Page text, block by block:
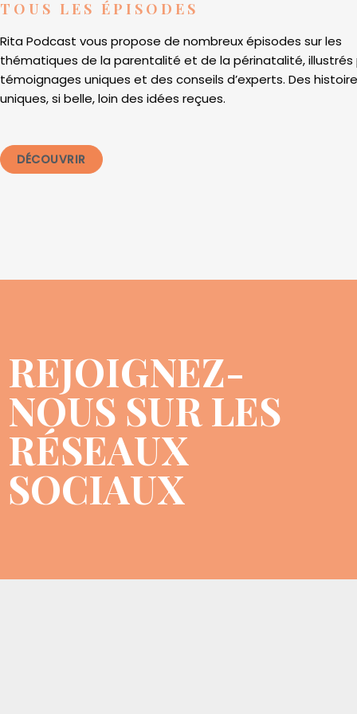
TOUS LES ÉPISODES
Rita Podcast vous propose de nombreux épisodes sur les
thématiques de la parentalité et de la périnatalité, illustrés
témoignages uniques et des conseils d’experts. Des
uniques, si belle, loin des idées reçues.
DÉCOUVRIR
REJOIGNEZ-
NOUS SUR LES
RÉSEAUX
SOCIAUX